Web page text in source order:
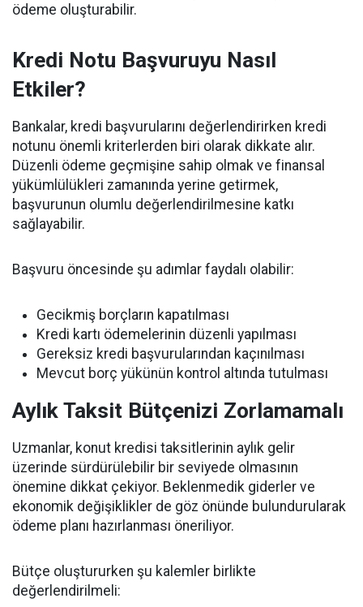
ödeme oluşturabilir.
Kredi Notu Başvuruyu Nasıl
Etkiler?
Bankalar, kredi başvurularını değerlendirirken kredi
notunu önemli kriterlerden biri olarak dikkate alır.
Düzenli ödeme geçmişine sahip olmak ve finansal
yükümlülükleri zamanında yerine getirmek,
başvurunun olumlu değerlendirilmesine katkı
sağlayabilir.
Başvuru öncesinde şu adımlar faydalı olabilir:
Gecikmiş borçların kapatılması
Kredi kartı ödemelerinin düzenli yapılması
Gereksiz kredi başvurularından kaçınılması
Mevcut borç yükünün kontrol altında tutulması
Aylık Taksit Bütçenizi Zorlamamalı
Uzmanlar, konut kredisi taksitlerinin aylık gelir
üzerinde sürdürülebilir bir seviyede olmasının
önemine dikkat çekiyor. Beklenmedik giderler ve
ekonomik değişiklikler de göz önünde bulundurularak
ödeme planı hazırlanması öneriliyor.
Bütçe oluştururken şu kalemler birlikte
değerlendirilmeli: